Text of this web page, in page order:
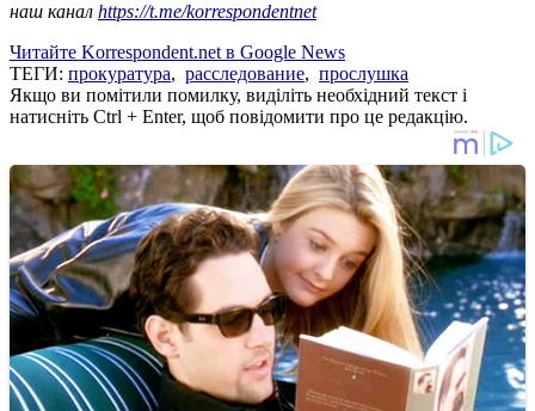
наш канал https://t.me/korrespondentnet
Читайте Korrespondent.net в Google News
ТЕГИ: прокуратура, расследование, прослушка
Якщо ви помітили помилку, виділіть необхідний текст і
натисніть Ctrl + Enter, щоб повідомити про це редакцію.